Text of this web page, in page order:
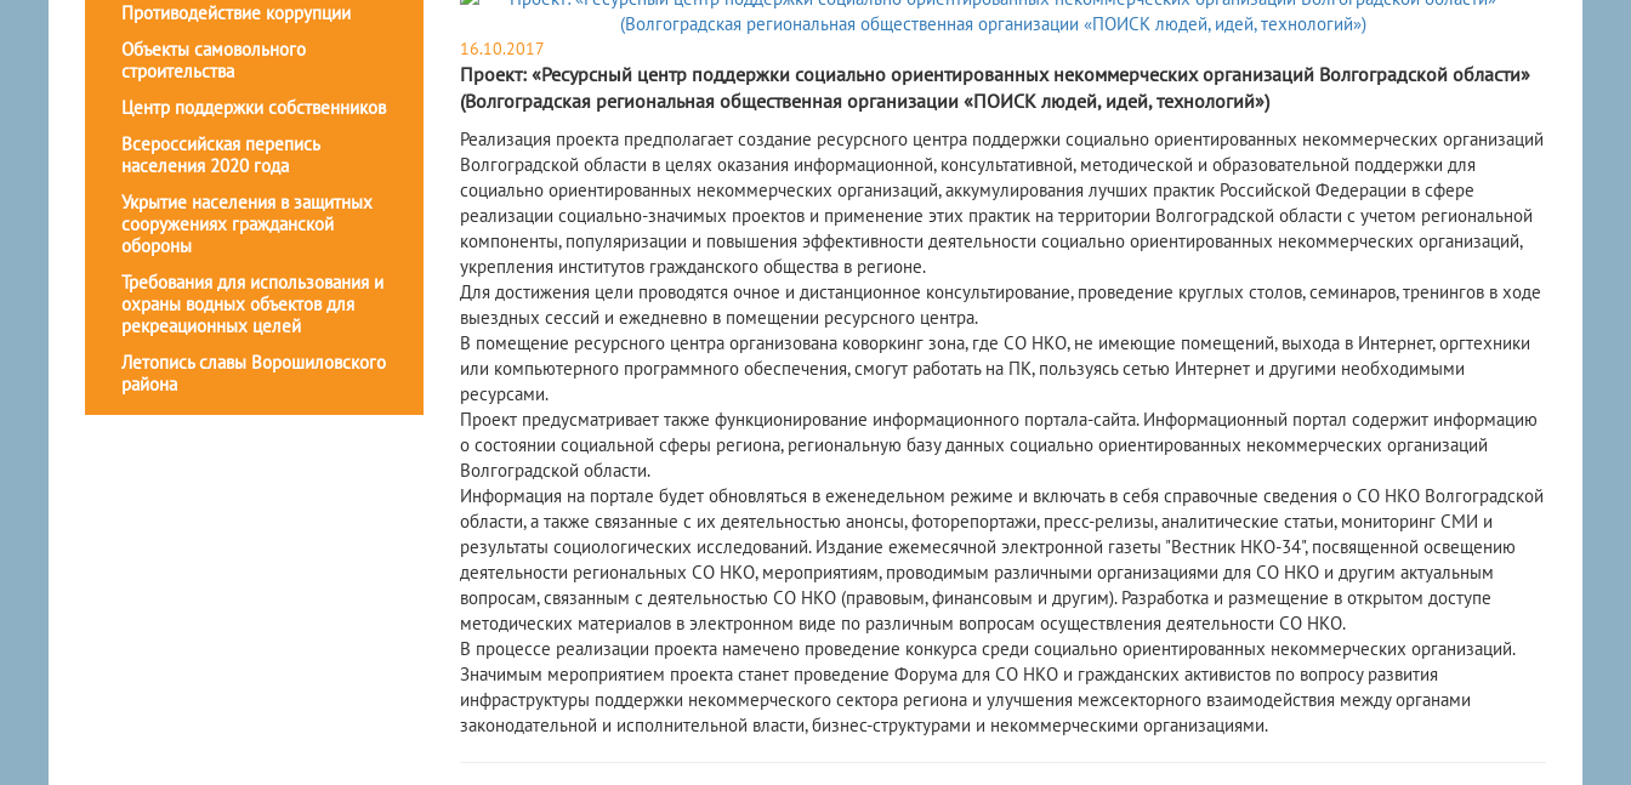
Противодействие коррупции
Объекты самовольного
строительства
Центр поддержки собственников
Всероссийская перепись
населения 2020 года
Укрытие населения в защитных
сооружениях гражданской
обороны
Требования для использования и
охраны водных объектов для
рекреационных целей
Летопись славы Ворошиловского
района
16.10.2017
Проект: «Ресурсный центр поддержки социально ориентированных некоммерческих организаций Волгоградской области»
(Волгоградская региональная общественная организации «ПОИСК людей, идей, технологий»)
Реализация проекта предполагает создание ресурсного центра поддержки социально ориентированных некоммерческих организаций
Волгоградской области в целях оказания информационной, консультативной, методической и образовательной поддержки для
социально ориентированных некоммерческих организаций, аккумулирования лучших практик Российской Федерации в сфере
реализации социально-значимых проектов и применение этих практик на территории Волгоградской области с учетом региональной
компоненты, популяризации и повышения эффективности деятельности социально ориентированных некоммерческих организаций,
укрепления институтов гражданского общества в регионе.
Для достижения цели проводятся очное и дистанционное консультирование, проведение круглых столов, семинаров, тренингов в ходе
выездных сессий и ежедневно в помещении ресурсного центра.
В помещение ресурсного центра организована коворкинг зона, где СО НКО, не имеющие помещений, выхода в Интернет, оргтехники
или компьютерного программного обеспечения, смогут работать на ПК, пользуясь сетью Интернет и другими необходимыми
ресурсами.
Проект предусматривает также функционирование информационного портала-сайта. Информационный портал содержит информацию
о состоянии социальной сферы региона, региональную базу данных социально ориентированных некоммерческих организаций
Волгоградской области.
Информация на портале будет обновляться в еженедельном режиме и включать в себя справочные сведения о СО НКО Волгоградской
области, а также связанные с их деятельностью анонсы, фоторепортажи, пресс-релизы, аналитические статьи, мониторинг СМИ и
результаты социологических исследований. Издание ежемесячной электронной газеты "Вестник НКО-34", посвященной освещению
деятельности региональных СО НКО, мероприятиям, проводимым различными организациями для СО НКО и другим актуальным
вопросам, связанным с деятельностью СО НКО (правовым, финансовым и другим). Разработка и размещение в открытом доступе
методических материалов в электронном виде по различным вопросам осуществления деятельности СО НКО.
В процессе реализации проекта намечено проведение конкурса среди социально ориентированных некоммерческих организаций.
Значимым мероприятием проекта станет проведение Форума для СО НКО и гражданских активистов по вопросу развития
инфраструктуры поддержки некоммерческого сектора региона и улучшения межсекторного взаимодействия между органами
законодательной и исполнительной власти, бизнес-структурами и некоммерческими организациями.